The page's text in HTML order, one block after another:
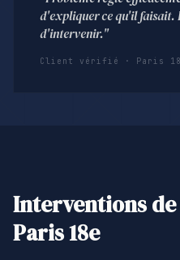
d'expliquer ce qu'il faisait.
d'intervenir."
Client vérifié · Paris
Interventions
Paris 18e